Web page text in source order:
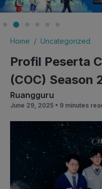
Home Uncategorized
Profil Peserta
(COC) Season
Ruangguru
June 29, 2025 • 9 minutes